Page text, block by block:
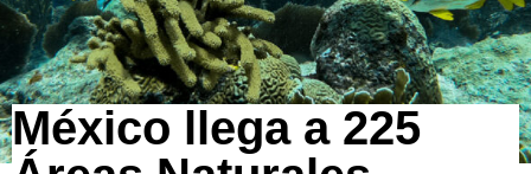
México llega a 225